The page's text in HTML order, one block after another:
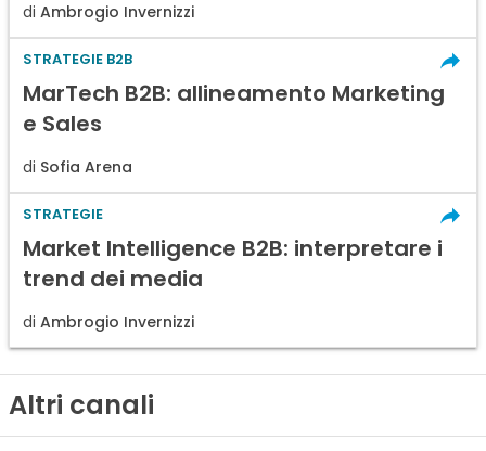
di Ambrogio Invernizzi
STRATEGIE B2B
MarTech B2B: allineamento Marketing
e Sales
di Sofia Arena
STRATEGIE
Market Intelligence B2B: interpretare i
trend dei media
di Ambrogio Invernizzi
Altri canali